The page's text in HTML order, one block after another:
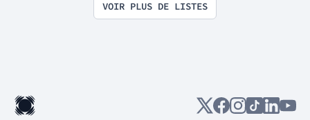
VOIR PLUS DE LISTES